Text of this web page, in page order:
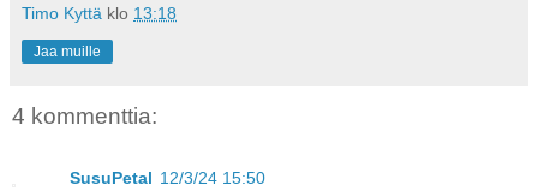
Timo Kyttä klo 13:18
Jaa muille
4 kommenttia:
SusuPetal 12/3/24 15:50